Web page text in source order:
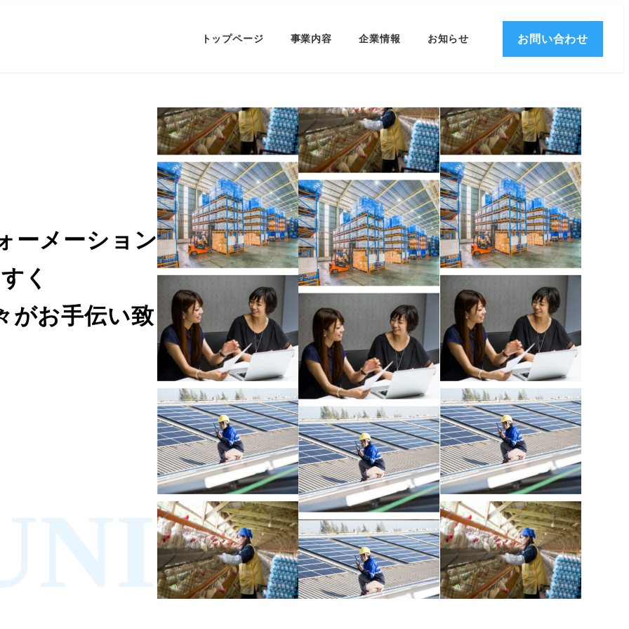
トップページ 事業内容 企業情報 お知らせ お問い合わせ
ーメーション」
く
がお手伝い致します。